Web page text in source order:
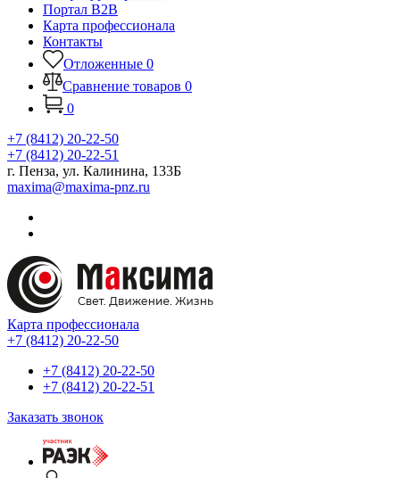
Портал B2B
Карта профессионала
Контакты
Отложенные 0
Сравнение товаров 0
0
+7 (8412) 20-22-50
+7 (8412) 20-22-51
г. Пенза, ул. Калинина, 133Б
maxima@maxima-pnz.ru
Карта профессионала
+7 (8412) 20-22-50
+7 (8412) 20-22-50
+7 (8412) 20-22-51
Заказать звонок